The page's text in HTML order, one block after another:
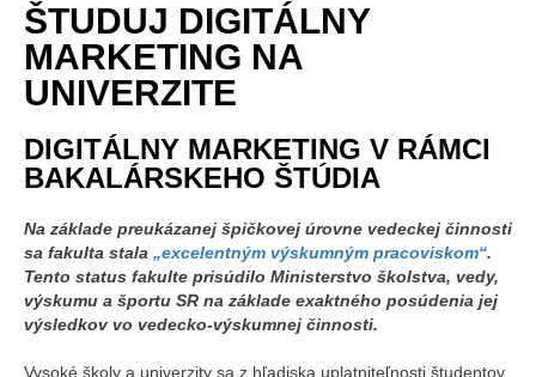
ŠTUDUJ DIGITÁLNY
MARKETING NA
UNIVERZITE
DIGITÁLNY MARKETING V RÁMCI
BAKALÁRSKEHO ŠTÚDIA
Na základe preukázanej špičkovej úrovne vedeckej činnosti
sa fakulta stala „excelentným výskumným pracoviskom“.
Tento status fakulte prisúdilo Ministerstvo školstva, vedy,
výskumu a športu SR na základe exaktného posúdenia jej
výsledkov vo vedecko-výskumnej činnosti.
Vysoké školy a univerzity sa z hľadiska uplatniteľnosti študentov